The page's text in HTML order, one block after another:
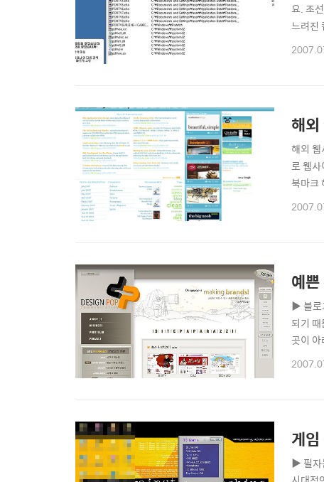
요. 조
느려진
었다.
해
해외
로 웹
북마크
다. 퍼
예
▶ 블로
되기
곳이
었고
게
▶ 필자